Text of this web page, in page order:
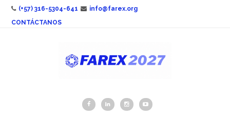
(+57) 316-5304-641
info@farex.org
CONTÁCTANOS